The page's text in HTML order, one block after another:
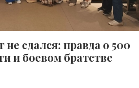
сдался: правда о 500
и боевом братстве